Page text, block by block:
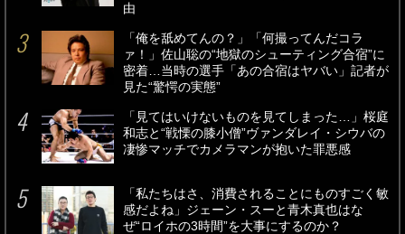
由
「俺を舐めてんの？」「何撮ってんだコラ
ァ！」佐山聡の“地獄のシューティング合宿”に
密着…当時の選手「あの合宿はヤバい」記者が
見た“驚愕の実態”
「見てはいけないものを見てしまった…」桜庭
和志と“戦慄の膝小僧”ヴァンダレイ・シウバの
凄惨マッチでカメラマンが抱いた罪悪感
「私たちはさ、消費されることにものすごく敏
感だよね」ジェーン・スーと青木真也はな
ぜ“ロイホの3時間”を大事にするのか？